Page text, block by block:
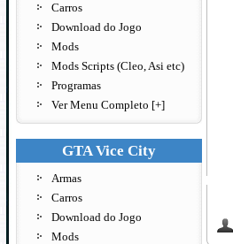
Carros
Download do Jogo
Mods
Mods Scripts (Cleo, Asi etc)
Programas
Ver Menu Completo [+]
GTA Vice City
Armas
Carros
Download do Jogo
Mods